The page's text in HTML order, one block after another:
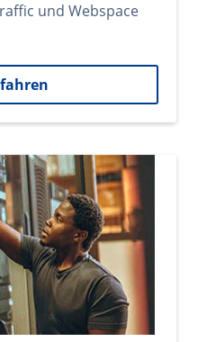
und Webspace